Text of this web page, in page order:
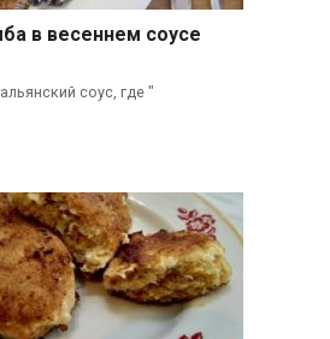
в весеннем соусе
соус, где "